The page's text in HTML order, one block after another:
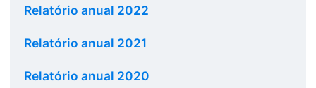
Relatório anual 2022
Relatório anual 2021
Relatório anual 2020